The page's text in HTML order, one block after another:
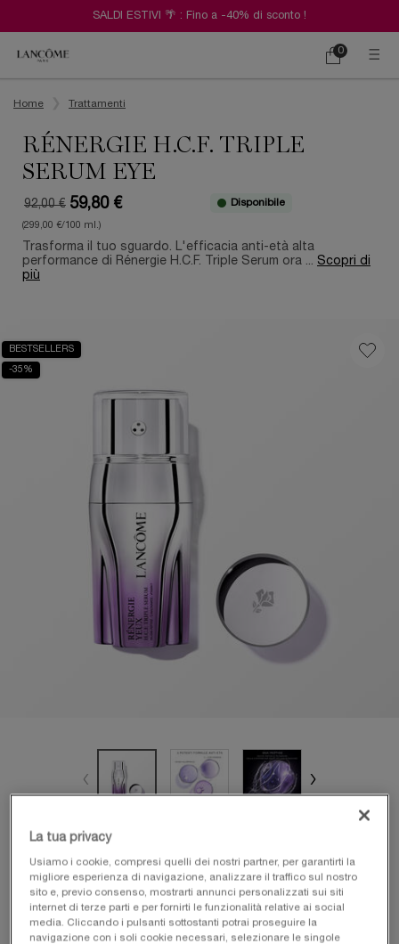
SALDI ESTIVI 🌴 : Fino a -40% di sconto !
Carrello
0
0 prodotto
Home
Trattamenti
RÉNERGIE H.C.F. TRIPLE
SERUM EYE
Old price
92,00 €
New price
59,80 €
(299,00 €/100 ml.)
Disponibile
Trasforma il tuo sguardo. L'efficacia anti-età alta
performance di Rénergie H.C.F. Triple Serum ora ... Scopri di
più
BESTSELLERS
-35%
Una sola formato disponibile:
Old price
92,00 €
New price
59,80 € (299,00 €/100 ml.)
Selezionato
Confezione da 20 ml
Old price
92,00 €New price
59,80 €
, 1 di 1
La tua privacy
Usiamo i cookie, compresi quelli dei nostri partner, per garantirti la
migliore esperienza di navigazione, analizzare il traffico sul nostro
sito e, previo consenso, mostrarti annunci personalizzati sui siti
internet di terze parti e per fornirti le funzionalità relative ai social
media. Cliccando i pulsanti sottostanti potrai proseguire la
navigazione con i soli cookie necessari, selezionare le singole